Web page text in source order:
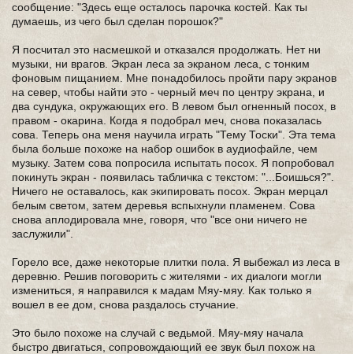
сообщение: "Здесь еще осталось парочка костей. Как ты
думаешь, из чего был сделан порошок?"
Я посчитал это насмешкой и отказался продолжать. Нет ни
музыки, ни врагов. Экран леса за экраном леса, с тонким
фоновым пищанием. Мне понадобилось пройти пару экранов
на север, чтобы найти это - черный меч по центру экрана, и
два сундука, окружающих его. В левом был огненный посох, в
правом - окарина. Когда я подобрал меч, снова показалась
сова. Теперь она меня научила играть "Тему Тоски". Эта тема
была больше похоже на набор ошибок в аудиофайле, чем
музыку. Затем сова попросила испытать посох. Я попробовал
покинуть экран - появилась табличка с текстом: "...Боишься?".
Ничего не оставалось, как экипировать посох. Экран мерцал
белым светом, затем деревья вспыхнули пламенем. Сова
снова аплодировала мне, говоря, что "все они ничего не
заслужили".
Горело все, даже некоторые плитки пола. Я выбежал из леса в
деревню. Решив поговорить с жителями - их диалоги могли
измениться, я направился к мадам Мяу-мяу. Как только я
вошел в ее дом, снова раздалось стучание.
Это было похоже на случай с ведьмой. Мяу-мяу начала
быстро двигаться, сопровождающий ее звук был похож на